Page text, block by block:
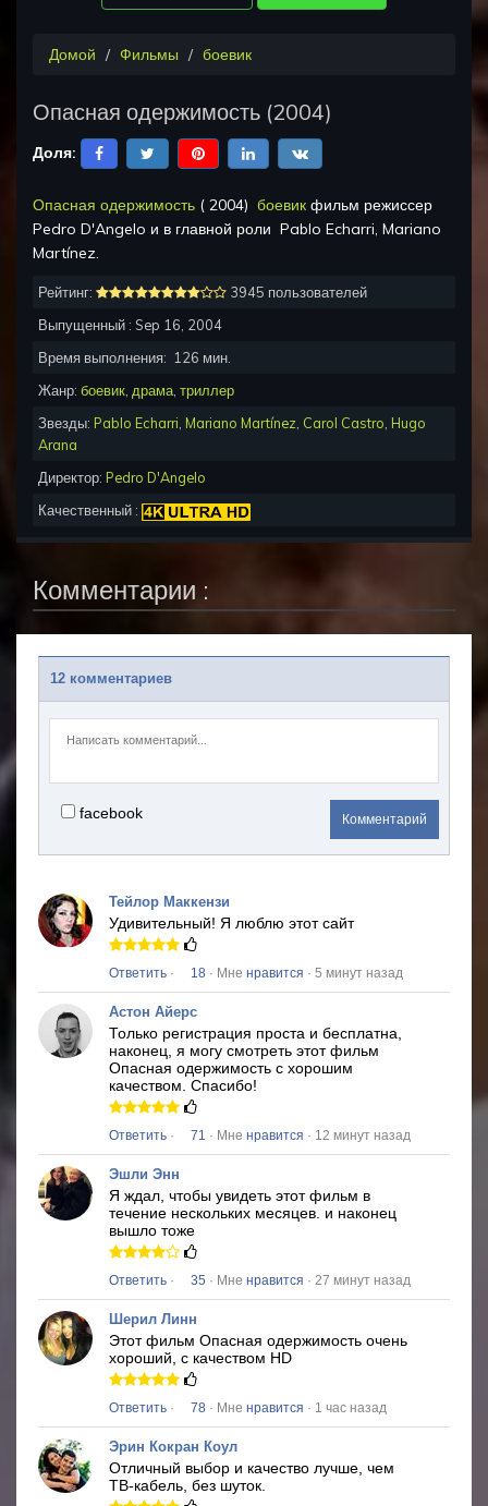
Домой Фильмы боевик
Опасная одержимость (2004)
Доля:
Опасная одержимость ( 2004) боевик фильм режиссер
Pedro D'Angelo и в главной роли Pablo Echarri, Mariano
Martínez.
Рейтинг:
3945 пользователей
Выпущенный : Sep 16, 2004
Время выполнения: 126 мин.
Жанр: боевик драма триллер
Звезды: Pablo Echarri Mariano Martínez Carol Castro Hugo
Arana
Директор: Pedro D'Angelo
Качественный :
Комментарии :
12 комментариев
facebook Комментарий
Тейлор Маккензи
Удивительный! Я люблю этот сайт
Ответить · 18 · Мне нравится · 5 минут назад
Астон Айерс
Только регистрация проста и бесплатна,
наконец, я могу смотреть этот фильм
Опасная одержимость с хорошим
качеством. Спасибо!
Ответить · 71 · Мне нравится · 12 минут назад
Эшли Энн
Я ждал, чтобы увидеть этот фильм в
течение нескольких месяцев. и наконец
вышло тоже
Ответить · 35 · Мне нравится · 27 минут назад
Шерил Линн
Этот фильм Опасная одержимость очень
хороший, с качеством HD
Ответить · 78 · Мне нравится · 1 час назад
Эрин Кокран Коул
Отличный выбор и качество лучше, чем
ТВ-кабель, без шуток.